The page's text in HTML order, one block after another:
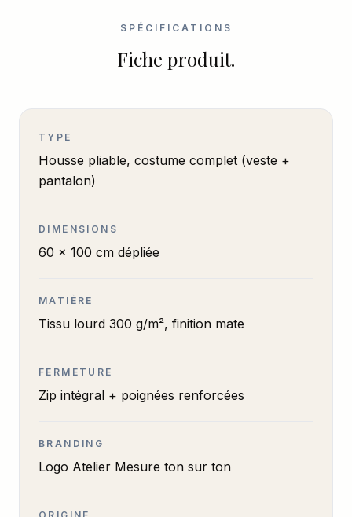
SPÉCIFICATIONS
Fiche produit.
TYPE
Housse pliable, costume complet (veste +
pantalon)
DIMENSIONS
60 × 100 cm dépliée
MATIÈRE
Tissu lourd 300 g/m², finition mate
FERMETURE
Zip intégral + poignées renforcées
BRANDING
Logo Atelier Mesure ton sur ton